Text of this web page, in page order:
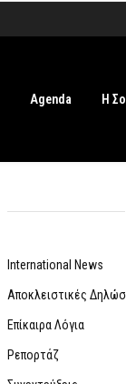
Agenda Η
International News
Αποκλειστικές
Επίκαιρα Λόγια
Ρεπορτάζ